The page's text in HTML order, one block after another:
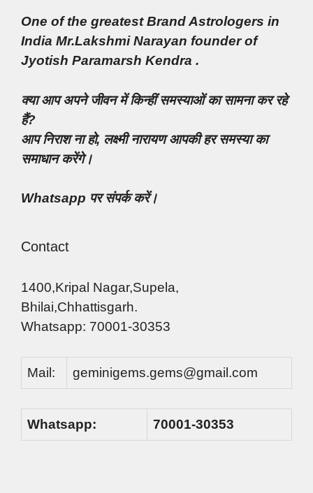
One of the greatest Brand Astrologers in
India Mr.Lakshmi Narayan founder of
Jyotish Paramarsh Kendra .
क्या आप अपने जीवन में किन्हीं समस्याओं का सामना कर रहे
हैं?
आप निराश ना हो, लक्ष्मी नारायण आपकी हर समस्या का
समाधान करेंगे।
Whatsapp पर संपर्क करें।
Contact
1400,Kripal Nagar,Supela,
Bhilai,Chhattisgarh.
Whatsapp: 70001-30353
Mail: geminigems.gems@gmail.com
Whatsapp: 70001-30353